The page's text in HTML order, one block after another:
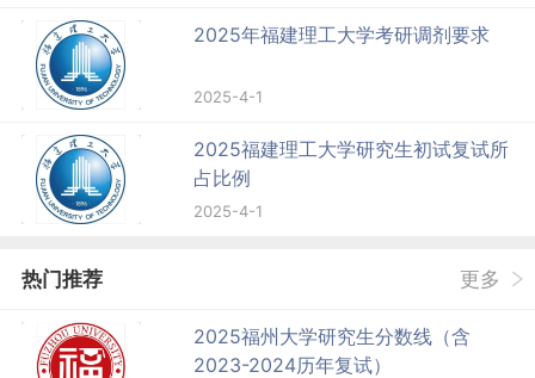
2025年福建理工大学考研调剂要求
2025-4-1
2025福建理工大学研究生初试复试所
占比例
2025-4-1
热门推荐 更多
2025福州大学研究生分数线（含
2023-2024历年复试）